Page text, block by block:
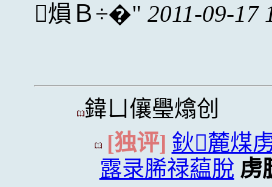
熉Ｂ÷�
2011-09-17
鍏ㄩ儴璺熻创
[独评] 鈥麓煤
露录脪禄藴脫 虏